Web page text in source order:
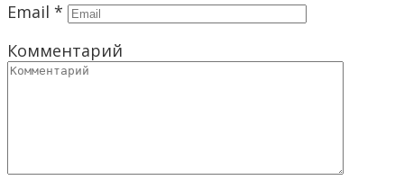
Email *
Комментарий